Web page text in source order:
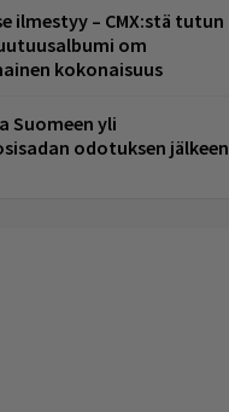
ilmestyy – CMX:stä tutun
om
kokonaisuus
Suomeen yli
odotuksen jälkeen